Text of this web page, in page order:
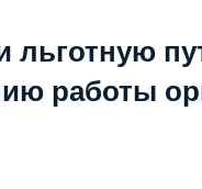
работы